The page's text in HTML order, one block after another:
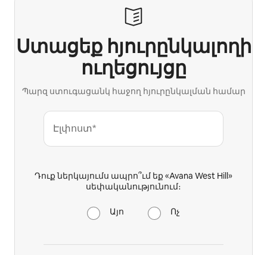
Ստացեք հյուրընկալողի
ուղեցույցը
Պարզ ստուգացանկ հաջող հյուրընկալման համար
Էլփոստ*
Դուք ներկայումս ապրո՞ւմ եք «Avana West Hill»
սեփականությունում։
Այո Ոչ